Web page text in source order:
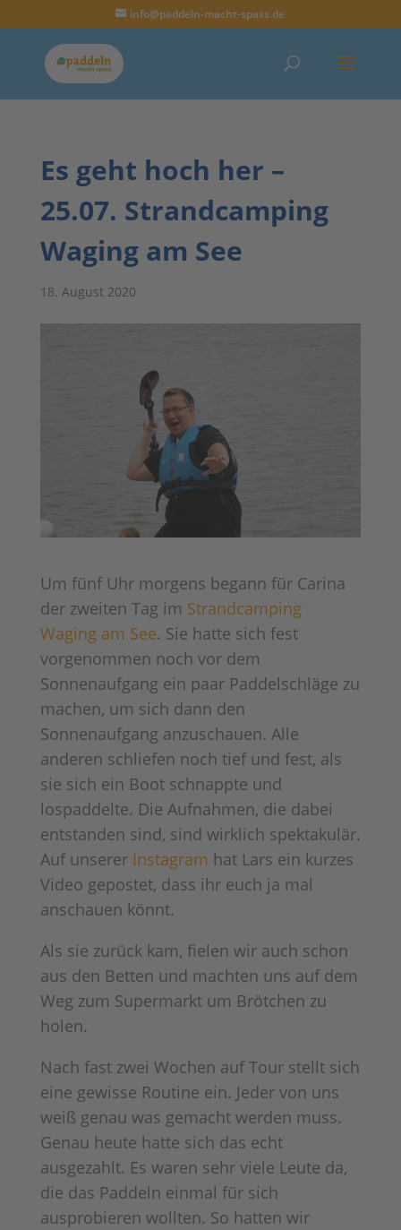
info@paddeln-macht-spass.de
Es geht hoch her –
25.07. Strandcamping
Waging am See
18. August 2020
Um fünf Uhr morgens begann für Carina
der zweiten Tag im Strandcamping
Waging am See. Sie hatte sich fest
vorgenommen noch vor dem
Sonnenaufgang ein paar Paddelschläge zu
machen, um sich dann den
Sonnenaufgang anzuschauen. Alle
anderen schliefen noch tief und fest, als
sie sich ein Boot schnappte und
lospaddelte. Die Aufnahmen, die dabei
entstanden sind, sind wirklich spektakulär.
Auf unserer Instagram hat Lars ein kurzes
Video gepostet, dass ihr euch ja mal
anschauen könnt.
Als sie zurück kam, fielen wir auch schon
aus den Betten und machten uns auf dem
Weg zum Supermarkt um Brötchen zu
holen.
Nach fast zwei Wochen auf Tour stellt sich
eine gewisse Routine ein. Jeder von uns
weiß genau was gemacht werden muss.
Genau heute hatte sich das echt
ausgezahlt. Es waren sehr viele Leute da,
die das Paddeln einmal für sich
ausprobieren wollten. So hatten wir